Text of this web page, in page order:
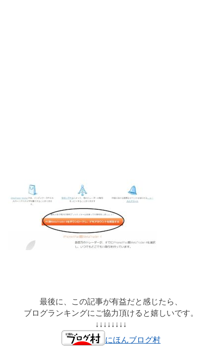
最後に、この記事が有益だと感じたら、
ブログランキングにご協力頂けると嬉しいです。
↓↓↓↓↓↓↓↓
にほんブログ村